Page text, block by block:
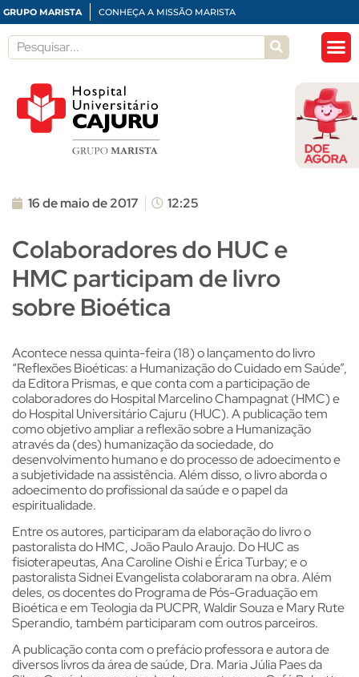
GRUPO MARISTA CONHEÇA A MISSÃO MARISTA
16 de maio de 2017 12:25
Colaboradores do HUC e
HMC participam de livro
sobre Bioética
Acontece nessa quinta-feira (18) o lançamento do livro
“Reflexões Bioéticas: a Humanização do Cuidado em Saúde”,
da Editora Prismas, e que conta com a participação de
colaboradores do Hospital Marcelino Champagnat (HMC) e
do Hospital Universitário Cajuru (HUC). A publicação tem
como objetivo ampliar a reflexão sobre a Humanização
através da (des) humanização da sociedade, do
desenvolvimento humano e do processo de adoecimento e
a subjetividade na assistência. Além disso, o livro aborda o
adoecimento do profissional da saúde e o papel da
espiritualidade.
Entre os autores, participaram da elaboração do livro o
pastoralista do HMC, João Paulo Araujo. Do HUC as
fisioterapeutas, Ana Caroline Oishi e Érica Turbay; e o
pastoralista Sidnei Evangelista colaboraram na obra. Além
deles, os docentes do Programa de Pós-Graduação em
Bioética e em Teologia da PUCPR, Waldir Souza e Mary Rute
Sperandio, também participaram com outros parceiros.
A publicação conta com o prefácio professora e autora de
diversos livros da área de saúde, Dra. Maria Júlia Paes da